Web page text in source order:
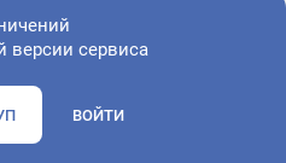
версии сервиса
ВОЙТИ